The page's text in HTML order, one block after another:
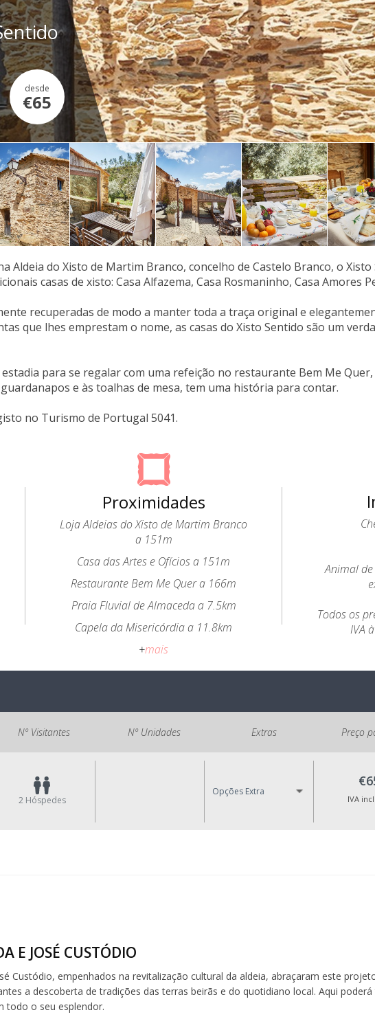
desde
€65
Aldeia do Xisto de Martim Branco, concelho de Castelo Branco, o
casas de xisto: Casa Alfazema, Casa Rosmaninho, Casa Amores
recuperadas de modo a manter toda a traça original e
que lhes emprestam o nome, as casas do Xisto Sentido são um
para se regalar com uma refeição no restaurante Bem Me
e às toalhas de mesa, tem uma história para contar.
no Turismo de Portugal 5041.
Proximidades
Loja Aldeias do Xisto de Martim Branco
a 151m
Casa das Artes e Ofícios a 151m
Restaurante Bem Me Quer a 166m
Praia Fluvial de Almaceda a 7.5km
Capela da Misericórdia a 11.8km
+mais
Animal
Todos os
IVA
Nº Visitantes Nº Unidades Extras Preço
2 Hóspedes
Opções Extra
IVA
E JOSÉ CUSTÓDIO
Custódio, empenhados na revitalização cultural da aldeia, abraçaram este
a descoberta de tradições das terras beirãs e do quotidiano local. Aqui
todo o seu esplendor.